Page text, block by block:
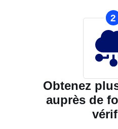
2
Obtenez
auprès de